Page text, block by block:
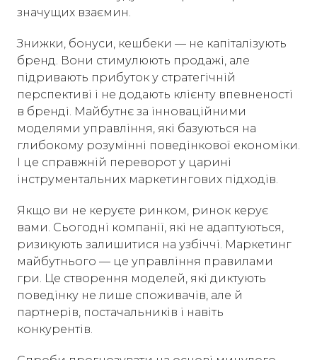
значущих взаємин.
Знижки, бонуси, кешбеки — не капіталізують
бренд. Вони стимулюють продажі, але
підривають прибуток у стратегічній
перспективі і не додають клієнту впевненості
в бренді. Майбутнє за інноваційними
моделями управління, які базуються на
глибокому розумінні поведінкової економіки.
І це справжній переворот у царині
інструментальних маркетингових підходів.
Якщо ви не керуєте ринком, ринок керує
вами. Сьогодні компанії, які не адаптуються,
ризикують залишитися на узбіччі. Маркетинг
майбутнього — це управління правилами
гри. Це створення моделей, які диктують
поведінку не лише споживачів, але й
партнерів, постачальників і навіть
конкурентів.